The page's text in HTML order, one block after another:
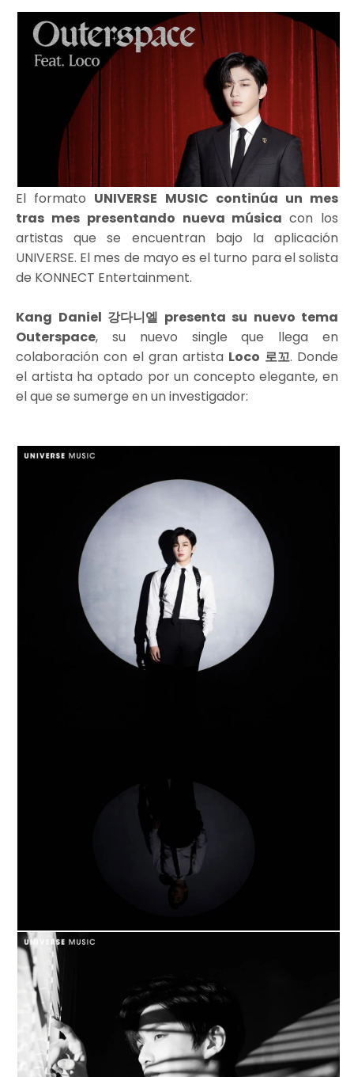
El formato UNIVERSE MUSIC continúa un mes
tras mes presentando nueva músicacon los
artistas que se encuentran bajo la aplicación
UNIVERSE. El mes de mayo es el turno para el solista
de KONNECT Entertainment.
Kang Daniel 강다니엘 presenta su nuevo tema
Outerspace, su nuevo single que llega en
colaboración con el gran artista Loco 로꼬. Donde
el artista ha optado por un concepto elegante, en
el que se sumerge en un investigador: